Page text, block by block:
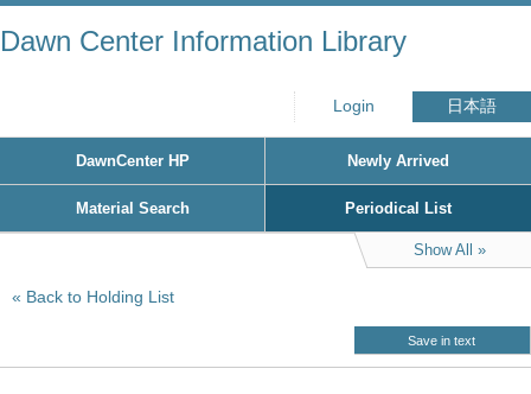
Dawn Center Information Library
Login 日本語
DawnCenter HP Newly Arrived
Material Search Periodical List
Show All
Back to Holding List
Save in text